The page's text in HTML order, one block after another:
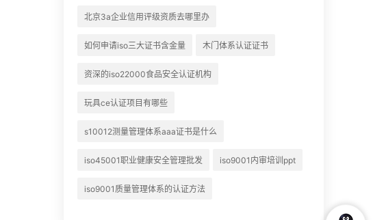
北京3a企业信用评级资质去哪里办
如何申请iso三大证书含金量 木门体系认证证书
资深的iso22000食品安全认证机构
玩具ce认证项目有哪些
s10012测量管理体系aaa证书是什么
iso45001职业健康安全管理批发 iso9001内审培训ppt
iso9001质量管理体系的认证方法